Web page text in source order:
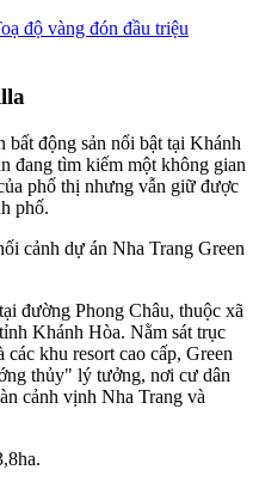
độ vàng đón đầu triệu
động sản nổi bật tại Khánh
đang tìm kiếm một không gian
phố thị nhưng vẫn giữ được
phố.
cảnh dự án Nha Trang Green
đường Phong Châu, thuộc xã
Khánh Hòa. Nằm sát trục
khu resort cao cấp, Green
thủy" lý tưởng, nơi cư dân
cảnh vịnh Nha Trang và